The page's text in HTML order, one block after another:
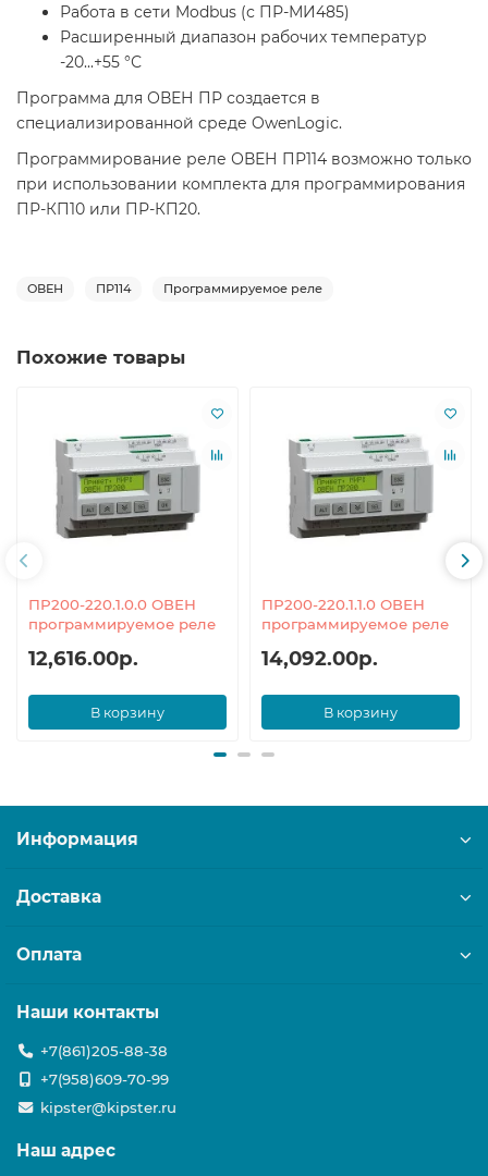
Работа в сети Modbus (с ПР-МИ485)
Расширенный диапазон рабочих температур
-20...+55 °С
Программа для ОВЕН ПР создается в
специализированной среде OwenLogic.
Программирование реле ОВЕН ПР114 возможно только
при использовании комплекта для программирования
ПР-КП10 или ПР-КП20.
ОВЕН ПР114 Программируемое реле
Похожие товары
ПР200-220.1.0.0 ОВЕН
программируемое реле
12,616.00р.
В корзину
ПР200-220.1.1.0 ОВЕН
программируемое реле
14,092.00р.
В корзину
Информация
Доставка
Оплата
Наши контакты
+7(861)205-88-38
+7(958)609-70-99
kipster@kipster.ru
Наш адрес